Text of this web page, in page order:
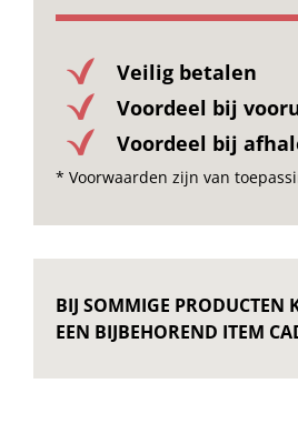
Veilig betalen
Voordeel bij
Voordeel bij
* Voorwaarden zijn van
BIJ SOMMIGE PRODUCTEN
EEN BIJBEHOREND ITEM